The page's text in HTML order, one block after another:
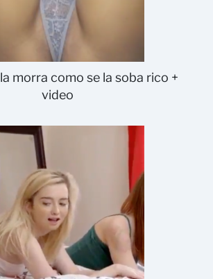
morra como se la soba rico +
video